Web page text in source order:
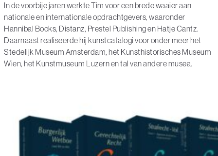
In de voorbije jaren werkte Tim voor een brede waaier aan
nationale en internationale opdrachtgevers, waaronder
Hannibal Books, Distanz, Prestel Publishing en Hatje Cantz.
Daarnaast realiseerde hij kunstcatalogi voor onder meer het
Stedelijk Museum Amsterdam, het Kunsthistorisches Museum
Wien, het Kunstmuseum Luzern en tal van andere musea.